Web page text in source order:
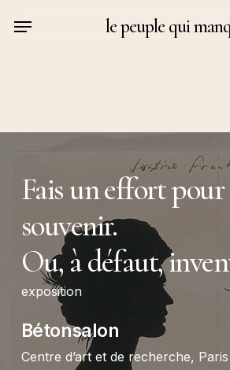
le peuple qui
Menu
Fais un effort pour
souvenir.
Ou, à défaut,
exposition
Bétonsalon
Centre d’art et de recherche, Paris